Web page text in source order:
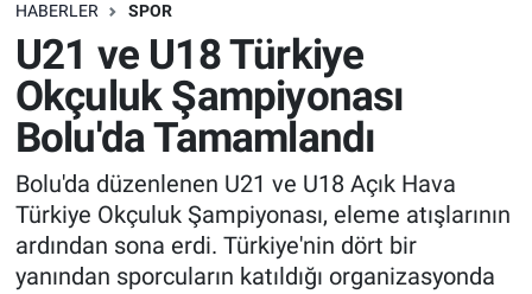
HABERLER SPOR
U21 ve U18 Türkiye
Okçuluk Şampiyonası
Bolu'da Tamamlandı
Bolu'da düzenlenen U21 ve U18 Açık Hava
Türkiye Okçuluk Şampiyonası, eleme atışlarının
ardından sona erdi. Türkiye'nin dört bir
yanından sporcuların katıldığı organizasyonda
Köşe Yazarları
Kültür Sanat
Manşet
Resmi İlanlar
Sağlık